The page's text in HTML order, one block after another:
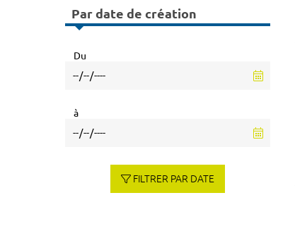
Par date de création
Du
à
FILTRER PAR DATE